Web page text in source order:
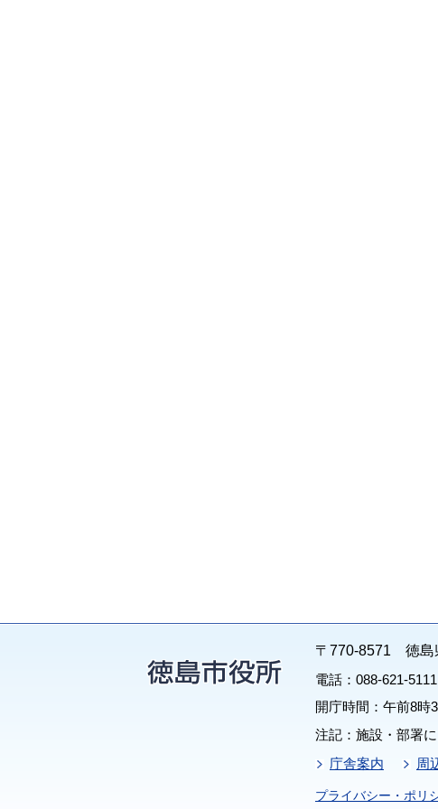
〒770-8571 徳島
電話：088-621-
開庁時間：午前8時
注記：施設・部署
庁舎案内
周
プライバシー・ポリ